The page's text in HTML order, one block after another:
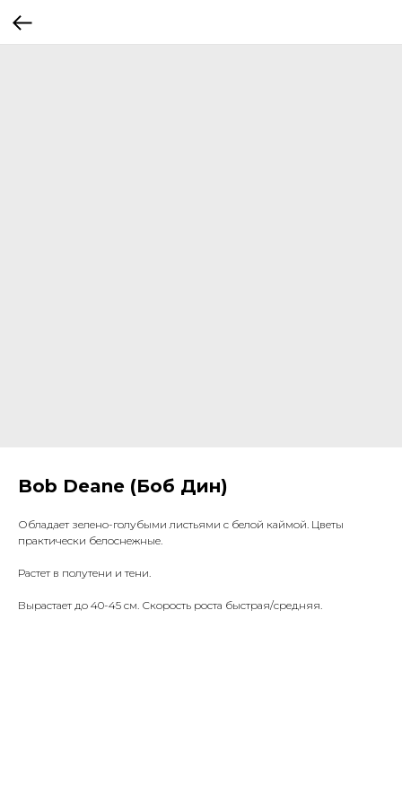
Bob Deane (Боб Дин)
Обладает зелено-голубыми листьями с белой каймой. Цветы
практически белоснежные.
Растет в полутени и тени.
Вырастает до 40-45 см. Скорость роста быстрая/средняя.